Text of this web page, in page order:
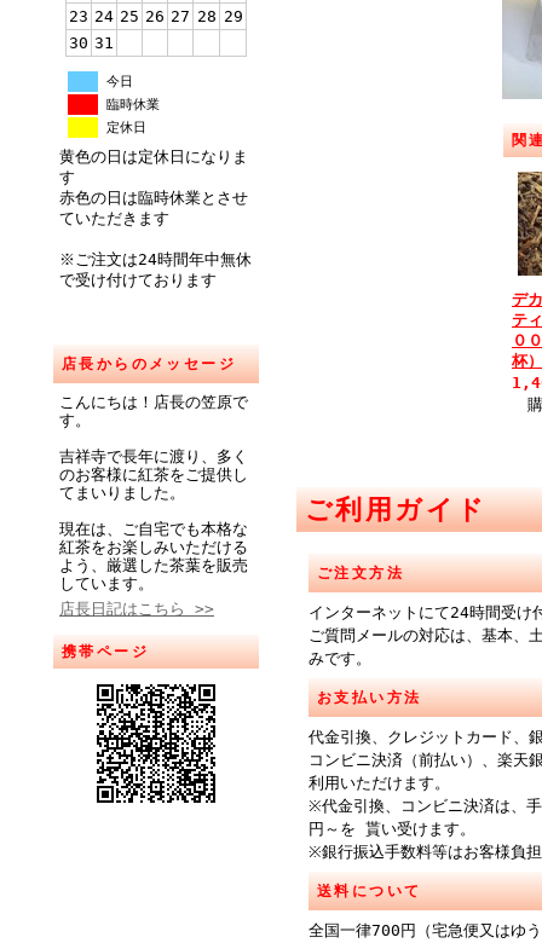
23 24 25 26 27 28 29
30 31
今日
臨時休業
定休日
黄色の日は定休日になりま
す
赤色の日は臨時休業とさせ
ていただきます
※ご注文は24時間年中無休
で受け付けております
店長からのメッセージ
こんにちは！店長の笠原で
す。
吉祥寺で長年に渡り、多く
のお客様に紅茶をご提供し
てまいりました。
現在は、ご自宅でも本格な
紅茶をお楽しみいただける
よう、厳選した茶葉を販売
しています。
店長日記はこちら >>
携帯ページ
関
デ
テ
０
杯
ご利用ガイド
ご注文方法
インターネットにて24時間受け
ご質問メールの対応は、基本、
みです。
お支払い方法
代金引換、クレジットカード、
コンビニ決済（前払い）、楽天
利用いただけます。
※代金引換、コンビニ決済は、
円～を 貰い受けます。
※銀行振込手数料等はお客様負
送料について
全国一律700円（宅急便又はゆ